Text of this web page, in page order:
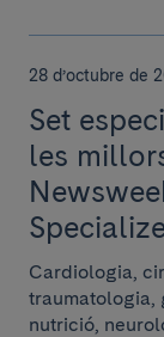
28 d’octubre de
Set
les
Cardiologia,
traumatologia,
nutrició,